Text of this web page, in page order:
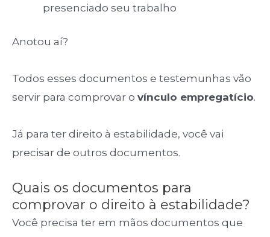
presenciado seu trabalho
Anotou aí?
Todos esses documentos e testemunhas vão
servir para comprovar o vínculo empregatício.
Já para ter direito à estabilidade, você vai
precisar de outros documentos.
Quais os documentos para
comprovar o direito à estabilidade?
Você precisa ter em mãos documentos que